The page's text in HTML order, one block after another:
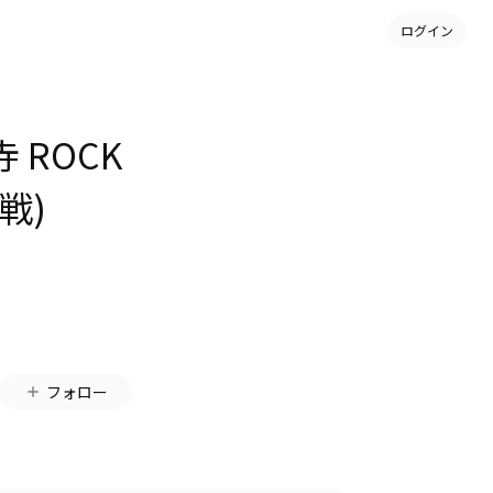
ログイン
ROCK
)
フォロー